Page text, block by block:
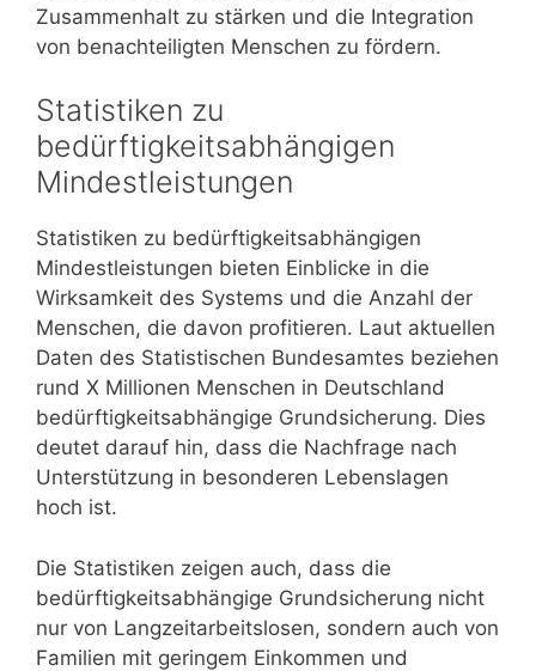
Zusammenhalt zu stärken und die Integration
von benachteiligten Menschen zu fördern.
Statistiken zu
bedürftigkeitsabhängigen
Mindestleistungen
Statistiken zu bedürftigkeitsabhängigen
Mindestleistungen bieten Einblicke in die
Wirksamkeit des Systems und die Anzahl der
Menschen, die davon profitieren. Laut aktuellen
Daten des Statistischen Bundesamtes beziehen
rund X Millionen Menschen in Deutschland
bedürftigkeitsabhängige Grundsicherung. Dies
deutet darauf hin, dass die Nachfrage nach
Unterstützung in besonderen Lebenslagen
hoch ist.
Die Statistiken zeigen auch, dass die
bedürftigkeitsabhängige Grundsicherung nicht
nur von Langzeitarbeitslosen, sondern auch von
Familien mit geringem Einkommen und